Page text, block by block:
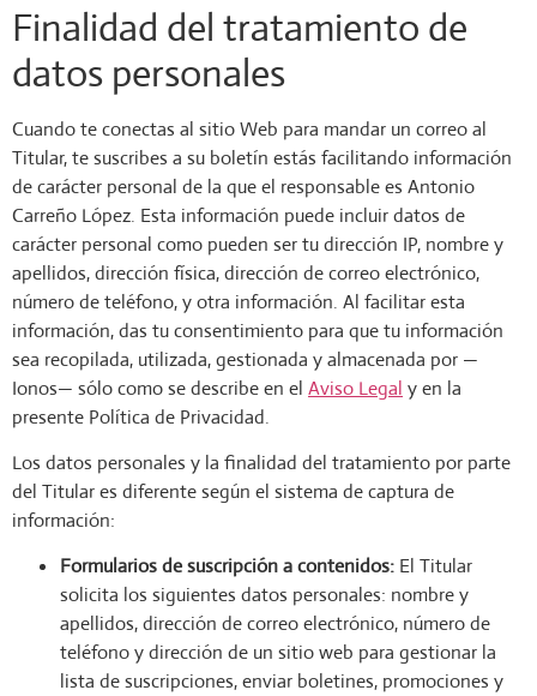
Finalidad del tratamiento de
datos personales
Cuando te conectas al sitio Web para mandar un correo al
Titular, te suscribes a su boletín estás facilitando información
de carácter personal de la que el responsable es Antonio
Carreño López. Esta información puede incluir datos de
carácter personal como pueden ser tu dirección IP, nombre y
apellidos, dirección física, dirección de correo electrónico,
número de teléfono, y otra información. Al facilitar esta
información, das tu consentimiento para que tu información
sea recopilada, utilizada, gestionada y almacenada por —
Ionos— sólo como se describe en el Aviso Legal y en la
presente Política de Privacidad.
Los datos personales y la finalidad del tratamiento por parte
del Titular es diferente según el sistema de captura de
información:
Formularios de suscripción a contenidos: El Titular
solicita los siguientes datos personales: nombre y
apellidos, dirección de correo electrónico, número de
teléfono y dirección de un sitio web para gestionar la
lista de suscripciones, enviar boletines, promociones y